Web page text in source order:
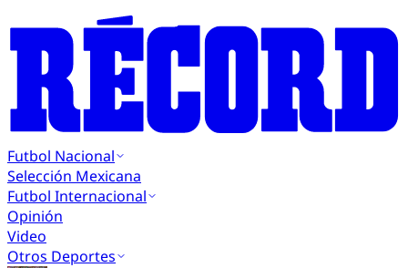
Futbol Nacional
Selección Mexicana
Futbol Internacional
Opinión
Video
Otros Deportes